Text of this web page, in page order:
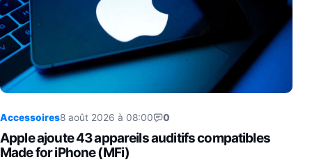
Accessoires8 août 2026 à 08:00 0
Apple ajoute 43 appareils auditifs compatibles
Made for iPhone (MFi)